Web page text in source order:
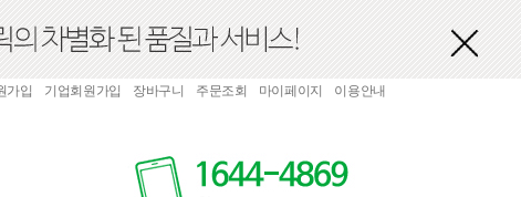
가입 기업회원가입 장바구니 주문조회 마이페이지 이용안내